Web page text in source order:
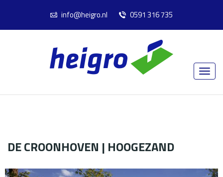
info@heigro.nl 0591 316 735
DE CROONHOVEN | HOOGEZAND